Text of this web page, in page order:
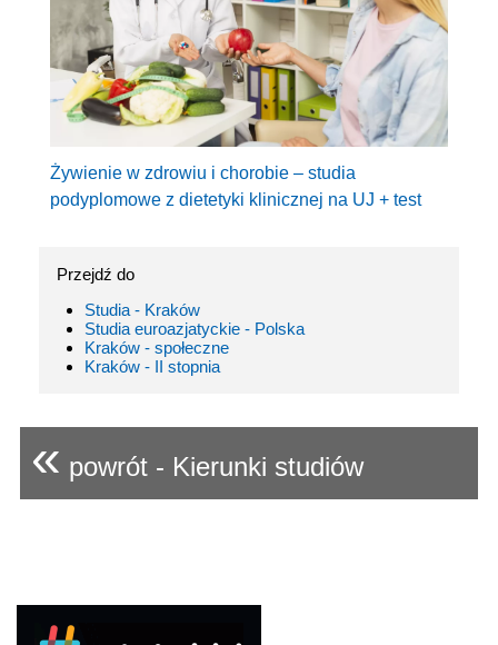
Żywienie w zdrowiu i chorobie – studia
podyplomowe z dietetyki klinicznej na UJ + test
Przejdź do
Studia - Kraków
Studia euroazjatyckie - Polska
Kraków - społeczne
Kraków - II stopnia
« powrót - Kierunki studiów